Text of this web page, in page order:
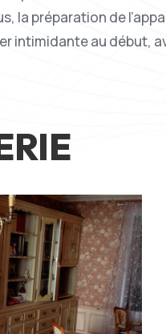
la préparation de
intimidante au début,